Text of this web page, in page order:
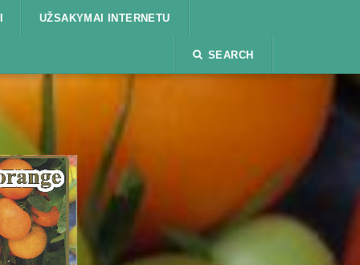
UŽSAKYMAI INTERNETU
SEARCH